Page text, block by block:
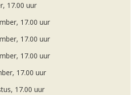
17.00 uur
17.00 uur
17.00 uur
17.00 uur
17.00 uur
17.00 uur